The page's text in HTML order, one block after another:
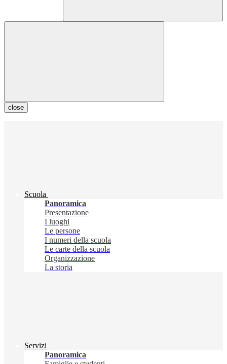
close
Scuola
Panoramica
Presentazione
I luoghi
Le persone
I numeri della scuola
Le carte della scuola
Organizzazione
La storia
Servizi
Panoramica